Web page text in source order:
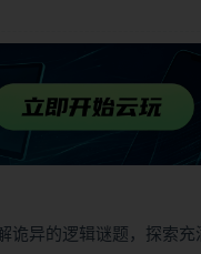
诡异的逻辑谜题，探索充